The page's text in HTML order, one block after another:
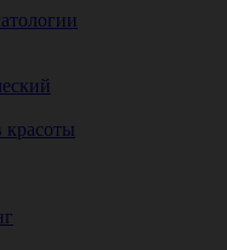
красоты